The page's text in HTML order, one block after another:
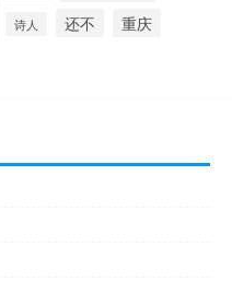
诗人 还不 重庆